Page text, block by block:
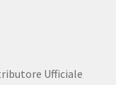
Ufficiale